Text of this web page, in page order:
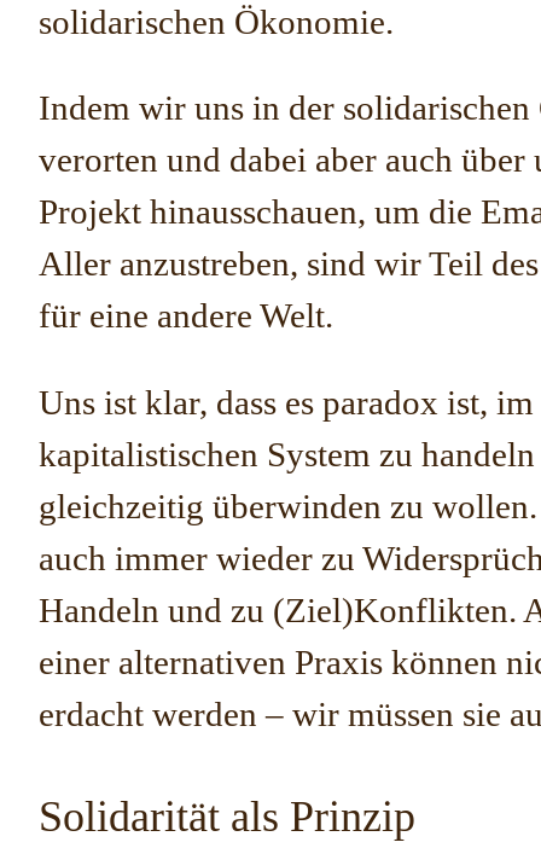
solidarischen Ökonomie.
Indem wir uns in der
verorten und dabei aber auch über
Projekt hinausschauen, um die
Aller anzustreben, sind wir Teil
für eine andere Welt.
Uns ist klar, dass es paradox ist, im
kapitalistischen System zu handeln
gleichzeitig überwinden zu
auch immer wieder zu
Handeln und zu (Ziel)Konflikten.
einer alternativen Praxis können
erdacht werden – wir müssen sie
Solidarität als Prinzip